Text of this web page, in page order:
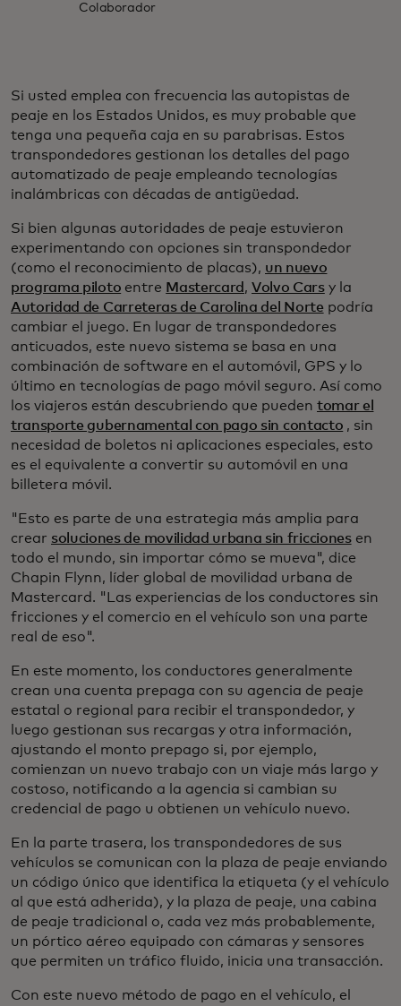
Colaborador
Si usted emplea con frecuencia las autopistas de
peaje en los Estados Unidos, es muy probable que
tenga una pequeña caja en su parabrisas. Estos
transpondedores gestionan los detalles del pago
automatizado de peaje empleando tecnologías
inalámbricas con décadas de antigüedad.
Si bien algunas autoridades de peaje estuvieron
experimentando con opciones sin transpondedor
(como el reconocimiento de placas), un nuevo
programa piloto entre Mastercard ,Volvo Carsy la
Autoridad de Carreteras de Carolina del Norte podría
cambiar el juego. En lugar de transpondedores
anticuados, este nuevo sistema se basa en una
combinación de software en el automóvil, GPS y lo
último en tecnologías de pago móvil seguro. Así como
los viajeros están descubriendo que pueden tomar el
transporte gubernamental con pago sin contacto , sin
necesidad de boletos ni aplicaciones especiales, esto
es el equivalente a convertir su automóvil en una
billetera móvil.
"Esto es parte de una estrategia más amplia para
crear soluciones de movilidad urbana sin friccionesen
todo el mundo, sin importar cómo se mueva", dice
Chapin Flynn, líder global de movilidad urbana de
Mastercard. "Las experiencias de los conductores sin
fricciones y el comercio en el vehículo son una parte
real de eso".
En este momento, los conductores generalmente
crean una cuenta prepaga con su agencia de peaje
estatal o regional para recibir el transpondedor, y
luego gestionan sus recargas y otra información,
ajustando el monto prepago si, por ejemplo,
comienzan un nuevo trabajo con un viaje más largo y
costoso, notificando a la agencia si cambian su
credencial de pago u obtienen un vehículo nuevo.
En la parte trasera, los transpondedores de sus
vehículos se comunican con la plaza de peaje enviando
un código único que identifica la etiqueta (y el vehículo
al que está adherida), y la plaza de peaje, una cabina
de peaje tradicional o, cada vez más probablemente,
un pórtico aéreo equipado con cámaras y sensores
que permiten un tráfico fluido, inicia una transacción.
Con este nuevo método de pago en el vehículo, el